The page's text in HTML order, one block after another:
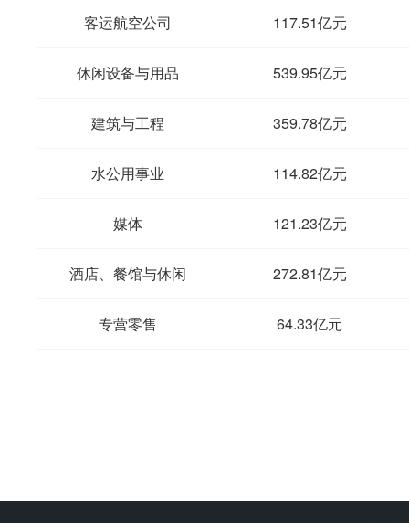
客运航空公司 117.51亿元
休闲设备与用品 539.95亿元
建筑与工程 359.78亿元
水公用事业 114.82亿元
媒体 121.23亿元
酒店、餐馆与休闲 272.81亿元
专营零售 64.33亿元